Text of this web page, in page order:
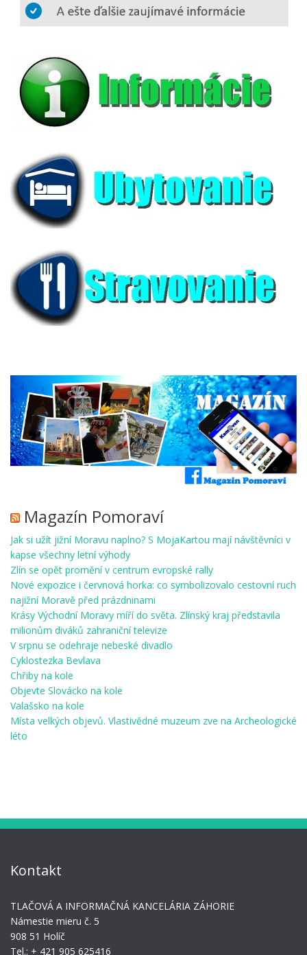
Magazín Pomoraví
Jak si užít jižní Moravu naplno? S MojaKartou mají návštěvníci v
kapse všechny letní výhody
Zlín se opět promění v centrum evropské rally
Nové expozice i červnová horka: co symbolizovalo cestovní ruch
najižní Moravě před prázdninami
Krásy Východní Moravy míří do světa. Zlínský kraj představila
milionům diváků zahraniční televize
V srpnu se odehraje nebeské divadlo
Cyklostezka Bevlava
Chřiby na kole
Objevte Slovácko na kole
Valašsko na kole
Místa velkých objevů. Vlastivědné muzeum zve na Archeologické
léto
Kontakt
TLAČOVÁ A INFORMAČNÁ KANCELÁRIA ZÁHORIE
Námestie mieru č. 5
908 51 Holíč
Tel.: + 421 905 625416